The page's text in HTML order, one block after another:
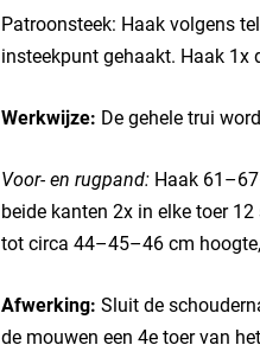
Patroonsteek: Haak volgens
insteekpunt gehaakt. Haak 1x
Werkwijze: De gehele trui
Voor- en rugpand:Haak
beide kanten 2x in elke toer
tot circa 44–45–46 cm
Afwerking: Sluit de
de mouwen een 4e toer van